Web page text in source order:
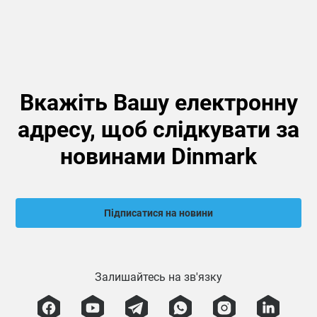
Вкажіть Вашу електронну
адресу, щоб слідкувати за
новинами Dinmark
Підписатися на новини
Залишайтесь на зв'язку